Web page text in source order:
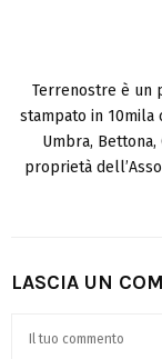
Terrenostre è un
stampato in 10mila
Umbra,
proprietà
LASCIA UN